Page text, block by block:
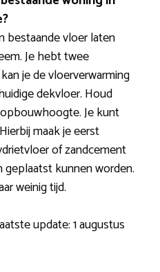
bestaande vloer laten
Je hebt twee
je de vloerverwarming
dekvloer. Houd
Je kunt
maak je eerst
of zandcement
geplaatst kunnen worden.
weinig tijd.
update: 1 augustus